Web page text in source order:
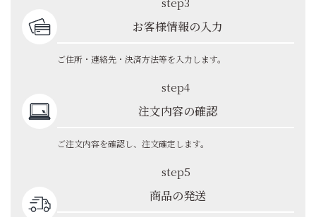
お客様情報の入力
ご住所・連絡先・決済方法等を入力します。
step4
注文内容の確認
ご注文内容を確認し、注文確定します。
step5
商品の発送